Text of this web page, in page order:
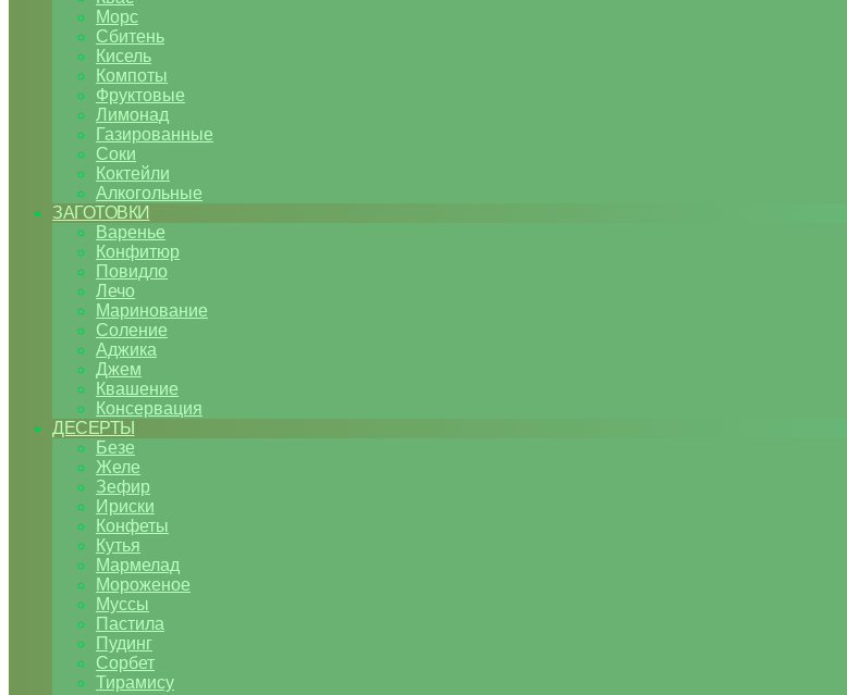
Морс
Сбитень
Кисель
Компоты
Фруктовые
Лимонад
Газированные
Соки
Коктейли
Алкогольные
ЗАГОТОВКИ
Варенье
Конфитюр
Повидло
Лечо
Маринование
Соление
Аджика
Джем
Квашение
Консервация
ДЕСЕРТЫ
Безе
Желе
Зефир
Ириски
Конфеты
Кутья
Мармелад
Мороженое
Муссы
Пастила
Пудинг
Сорбет
Тирамису